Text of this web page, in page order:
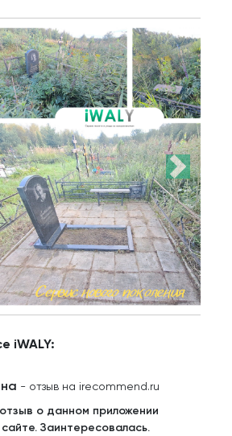
iWALY:
- отзыв на irecommend.ru
о данном приложении
Заинтересовалась.